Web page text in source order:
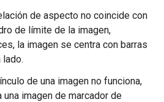
de aspecto no coincide con
de límite de la imagen,
la imagen se centra con barras
lado.
de una imagen no funciona,
una imagen de marcador de